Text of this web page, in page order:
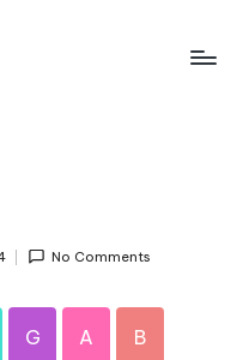
No Comments
G A B